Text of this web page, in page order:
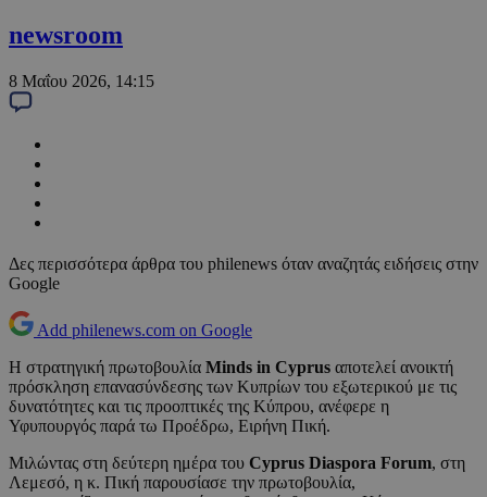
newsroom
8 Μαΐου 2026, 14:15
Δες περισσότερα άρθρα του philenews όταν αναζητάς ειδήσεις στην
Google
Add philenews.com on Google
Η στρατηγική πρωτοβουλία Minds in Cyprus αποτελεί ανοικτή
πρόσκληση επανασύνδεσης των Κυπρίων του εξωτερικού με τις
δυνατότητες και τις προοπτικές της Κύπρου, ανέφερε η
Υφυπουργός παρά τω Προέδρω, Ειρήνη Πική.
Μιλώντας στη δεύτερη ημέρα του Cyprus Diaspora Forum, στη
Λεμεσό, η κ. Πική παρουσίασε την πρωτοβουλία,